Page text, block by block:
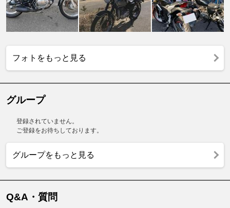
フォトをもっと見る
グループ
登録されていません。
ご登録をお待ちしております。
グループをもっと見る
Q&A・質問